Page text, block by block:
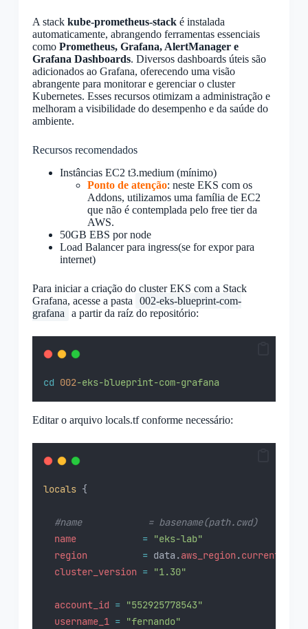
A stack kube-prometheus-stacké instalada
automaticamente, abrangendo ferramentas essenciais
como Prometheus, Grafana, AlertManager e
Grafana Dashboards. Diversos dashboards úteis são
adicionados ao Grafana, oferecendo uma visão
abrangente para monitorar e gerenciar o cluster
Kubernetes. Esses recursos otimizam a administração e
melhoram a visibilidade do desempenho e da saúde do
ambiente.
Recursos recomendados
Instâncias EC2 t3.medium (mínimo)
Ponto de atenção: neste EKS com os
Addons, utilizamos uma família de EC2
que não é contemplada pelo free tier da
AWS.
50GB EBS por node
Load Balancer para ingress(se for expor para
internet)
Para iniciar a criação do cluster EKS com a Stack
Grafana, acesse a pasta
002-eks-blueprint-com-
grafana
a partir da raíz do repositório:
cd 002-eks-blueprint-com-grafana
Editar o arquivo locals.tf conforme necessário:
locals {
#name            = basename(path.cwd)
name = "eks-lab"
region = data.aws_region.current
cluster_version = "1.30"
account_id = "552925778543"
username_1 = "fernando"